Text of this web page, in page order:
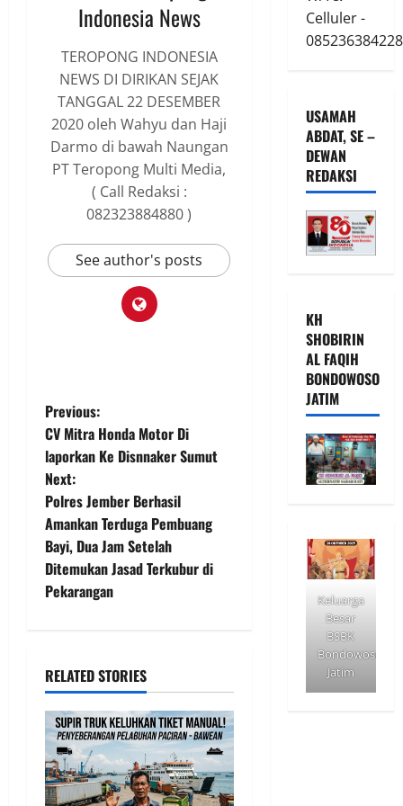
Indonesia News
TEROPONG INDONESIA
NEWS DI DIRIKAN SEJAK
TANGGAL 22 DESEMBER
2020 oleh Wahyu dan Haji
Darmo di bawah Naungan
PT Teropong Multi Media,
( Call Redaksi :
082323884880 )
See author's posts
P
o
s
t
n
a
i
g
a
t
Previous:
CV Mitra Honda Motor Di
laporkan Ke Disnnaker Sumut
Next:
Polres Jember Berhasil
Amankan Terduga Pembuang
Bayi, Dua Jam Setelah
Ditemukan Jasad Terkubur di
Pekarangan
RELATED STORIES
Celluler -
085236384228
USAMAH
ABDAT, SE –
DEWAN
REDAKSI
KH
SHOBIRIN
AL FAQIH
BONDOWOSO
JATIM
Keluarga
Besar
BSBK
Bondowoso
Jatim